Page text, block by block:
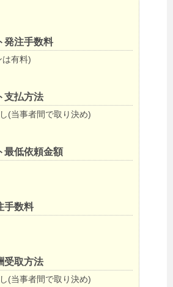
発注手数料
は有料)
支払方法
(当事者間で取り決め)
最低依頼金額
手数料
受取方法
(当事者間で取り決め)